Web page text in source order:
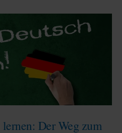
Der Weg zum